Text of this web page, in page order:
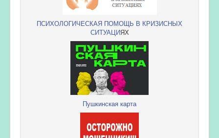
ПСИХОЛОГИЧЕСКАЯ ПОМОЩЬ В КРИЗИСНЫХ
СИТУАЦИЯХ
Пушкинская карта